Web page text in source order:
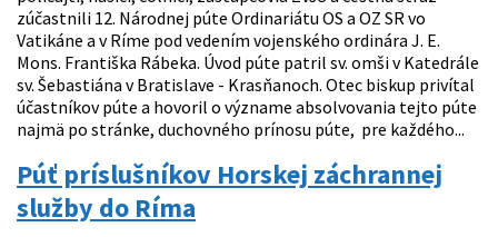
zúčastnili 12. Národnej púte Ordinariátu OS a OZ SR vo
Vatikáne a v Ríme pod vedením vojenského ordinára J. E.
Mons. Františka Rábeka. Úvod púte patril sv. omši v Katedrále
sv. Šebastiána v Bratislave - Krasňanoch. Otec biskup privítal
účastníkov púte a hovoril o význame absolvovania tejto púte
najmä po stránke, duchovného prínosu púte, pre každého...
Púť príslušníkov Horskej záchrannej
služby do Ríma